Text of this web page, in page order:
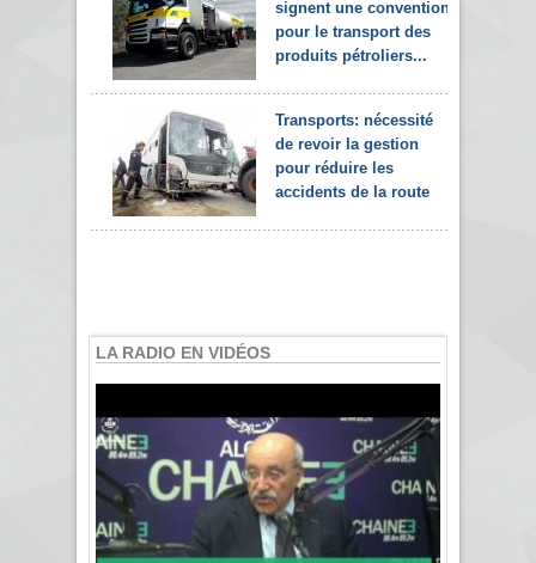
signent une convention
pour le transport des
produits pétroliers...
Transports: nécessité
de revoir la gestion
pour réduire les
accidents de la route
LA RADIO EN VIDÉOS